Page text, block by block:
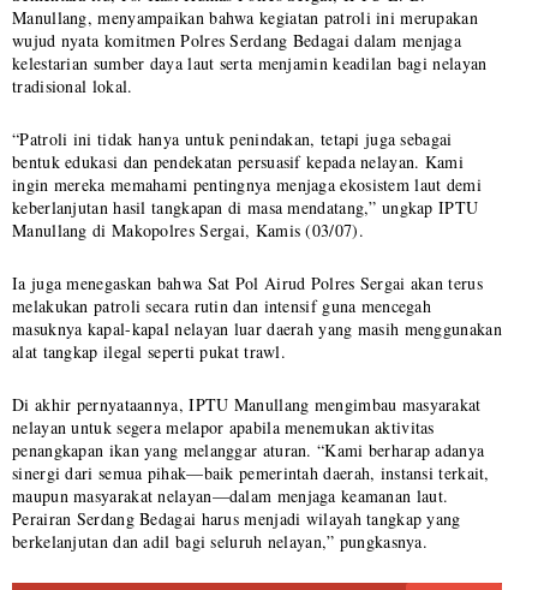
Manullang, menyampaikan bahwa kegiatan patroli ini merupakan
wujud nyata komitmen Polres Serdang Bedagai dalam menjaga
kelestarian sumber daya laut serta menjamin keadilan bagi nelayan
tradisional lokal.
“Patroli ini tidak hanya untuk penindakan, tetapi juga sebagai
bentuk edukasi dan pendekatan persuasif kepada nelayan. Kami
ingin mereka memahami pentingnya menjaga ekosistem laut demi
keberlanjutan hasil tangkapan di masa mendatang,” ungkap IPTU
Manullang di Makopolres Sergai, Kamis (03/07).
Ia juga menegaskan bahwa Sat Pol Airud Polres Sergai akan terus
melakukan patroli secara rutin dan intensif guna mencegah
masuknya kapal-kapal nelayan luar daerah yang masih menggunakan
alat tangkap ilegal seperti pukat trawl.
Di akhir pernyataannya, IPTU Manullang mengimbau masyarakat
nelayan untuk segera melapor apabila menemukan aktivitas
penangkapan ikan yang melanggar aturan. “Kami berharap adanya
sinergi dari semua pihak—baik pemerintah daerah, instansi terkait,
maupun masyarakat nelayan—dalam menjaga keamanan laut.
Perairan Serdang Bedagai harus menjadi wilayah tangkap yang
berkelanjutan dan adil bagi seluruh nelayan,” pungkasnya.